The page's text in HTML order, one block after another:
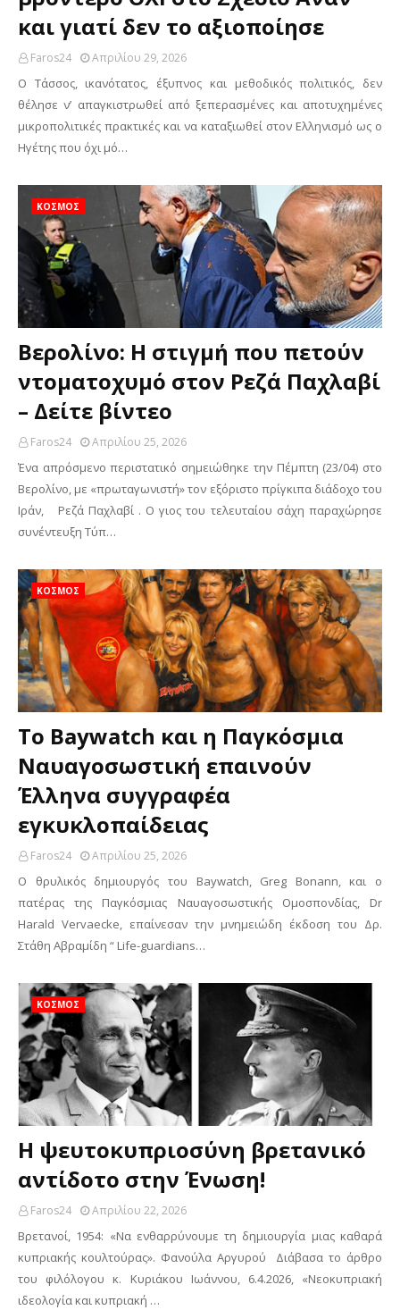
και γιατί δεν το αξιοποίησε
Faros24 Απριλίου 29, 2026
Ο Τάσσος, ικανότατος, έξυπνος και μεθοδικός πολιτικός, δεν
θέλησε ν’ απαγκιστρωθεί από ξεπερασμένες και αποτυχημένες
μικροπολιτικές πρακτικές και να καταξιωθεί στον Ελληνισμό ως ο
Ηγέτης που όχι μό…
ΚΟΣΜΟΣ
Βερολίνο: Η στιγμή που πετούν
ντοματοχυμό στον Ρεζά Παχλαβί
– Δείτε βίντεο
Faros24 Απριλίου 25, 2026
Ένα απρόσμενο περιστατικό σημειώθηκε την Πέμπτη (23/04) στο
Βερολίνο, με «πρωταγωνιστή» τον εξόριστο πρίγκιπα διάδοχο του
Ιράν, Ρεζά Παχλαβί . Ο γιος του τελευταίου σάχη παραχώρησε
συνέντευξη Τύπ…
ΚΟΣΜΟΣ
Το Baywatch και η Παγκόσμια
Ναυαγοσωστική επαινούν
Έλληνα συγγραφέα
εγκυκλοπαίδειας
Faros24 Απριλίου 25, 2026
Ο θρυλικός δημιουργός του Baywatch, Greg Bonann, και ο
πατέρας της Παγκόσμιας Ναυαγοσωστικής Ομοσπονδίας, Dr
Harald Vervaecke, επαίνεσαν την μνημειώδη έκδοση του Δρ.
Στάθη Αβραμίδη “ Life-guardians…
ΚΟΣΜΟΣ
H ψευτοκυπριοσύνη βρετανικό
αντίδοτο στην Ένωση!
Faros24 Απριλίου 22, 2026
Βρετανοί, 1954: «Να ενθαρρύνουμε τη δημιουργία μιας καθαρά
κυπριακής κουλτούρας». Φανούλα Αργυρού Διάβασα το άρθρο
του φιλόλογου κ. Κυριάκου Ιωάννου, 6.4.2026, «Νεοκυπριακή
ιδεολογία και κυπριακή …